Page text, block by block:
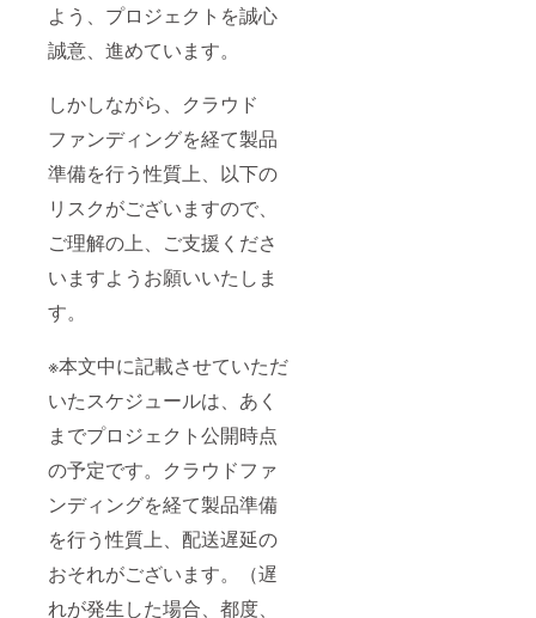
よう、プロジェクトを誠心
誠意、進めています。
しかしながら、クラウド
ファンディングを経て製品
準備を行う性質上、以下の
リスクがございますので、
ご理解の上、ご支援くださ
いますようお願いいたしま
す。
※本文中に記載させていただ
いたスケジュールは、あく
までプロジェクト公開時点
の予定です。クラウドファ
ンディングを経て製品準備
を行う性質上、配送遅延の
おそれがございます。（遅
れが発生した場合、都度、